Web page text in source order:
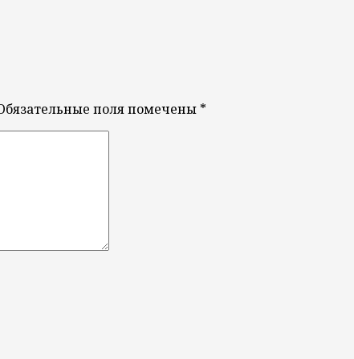
поля помечены *